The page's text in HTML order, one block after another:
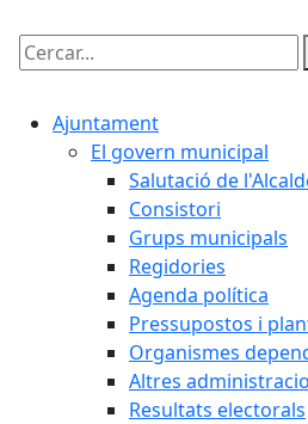
Cercar:
Ajuntament
El govern municipal
Salutació de
Consistori
Grups municipals
Regidories
Agenda política
Pressupostos i
Organismes
Altres
Resultats electorals